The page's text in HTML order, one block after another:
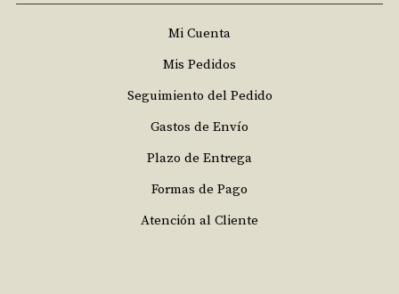
Mi Cuenta
Mis Pedidos
Seguimiento del Pedido
Gastos de Envío
Plazo de Entrega
Formas de Pago
Atención al Cliente